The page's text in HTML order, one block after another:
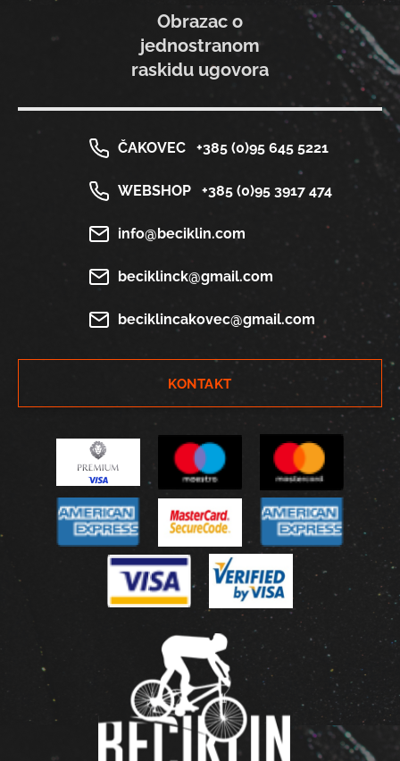
Obrazac o
jednostranom
raskidu ugovora
ČAKOVEC +385 (0)95 645 5221
WEBSHOP +385 (0)95 3917 474
info@beciklin.com
beciklinck@gmail.com
beciklincakovec@gmail.com
KONTAKT